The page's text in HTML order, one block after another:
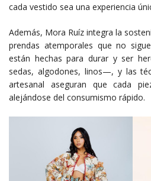
cada vestido sea una experiencia
Además, Mora Ruíz integra la
prendas atemporales que no
están hechas para durar y ser
sedas, algodones, linos—, y las
artesanal aseguran que cada
alejándose del consumismo rápido.